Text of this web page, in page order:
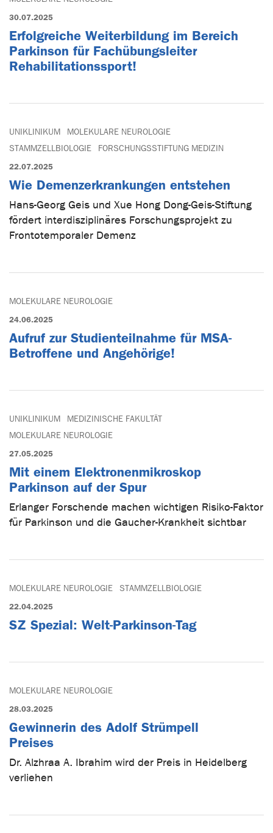
30.07.2025
Erfolgreiche Weiterbildung im Bereich
Parkinson für Fachübungsleiter
Rehabilitationssport!
UNIKLINIKUM
MOLEKULARE NEUROLOGIE
STAMMZELLBIOLOGIE
FORSCHUNGSSTIFTUNG MEDIZIN
22.07.2025
Wie Demenzerkrankungen entstehen
Hans-Georg Geis und Xue Hong Dong-Geis-Stiftung
fördert interdisziplinäres Forschungsprojekt zu
Frontotemporaler Demenz
MOLEKULARE NEUROLOGIE
24.06.2025
Aufruf zur Studienteilnahme für MSA-
Betroffene und Angehörige!
UNIKLINIKUM
MEDIZINISCHE FAKULTÄT
MOLEKULARE NEUROLOGIE
27.05.2025
Mit einem Elektronenmikroskop
Parkinson auf der Spur
Erlanger Forschende machen wichtigen Risiko-Faktor
für Parkinson und die Gaucher-Krankheit sichtbar
MOLEKULARE NEUROLOGIE STAMMZELLBIOLOGIE
22.04.2025
SZ Spezial: Welt-Parkinson-Tag
MOLEKULARE NEUROLOGIE
28.03.2025
Gewinnerin des Adolf Strümpell
Preises
Dr. Alzhraa A. Ibrahim wird der Preis in Heidelberg
verliehen